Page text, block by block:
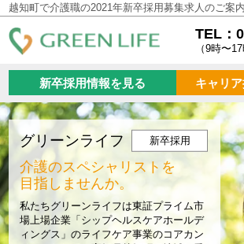
越知町で介護職の2021年新卒採用募集求人のご案内
TEL：
（9時〜
新卒採用情報を見る キャリ
グリーンライフ 新卒採用
介護のスペシャリストを
目指しませんか。
私たちグリーンライフは東証プライム市
場上場企業「シップヘルスケアホールデ
ィングス」のライフケア事業のコアカン